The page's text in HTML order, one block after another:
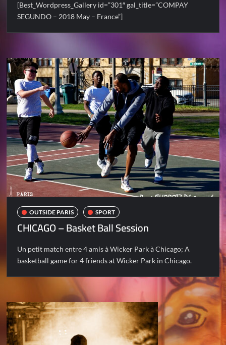
[Best_Wordpress_Gallery id=”301″ gal_title=”COMPAY
SEGUNDO – 2018 May – France”]
OUTSIDE PARIS SPORT
CHICAGO – Basket Ball Session
Un petit match entre 4 amis à Wicker Park à Chicago; A
basketball game for 4 friends at Wicker Park in Chicago.